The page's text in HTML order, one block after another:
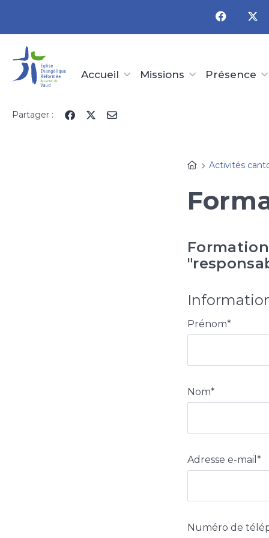
Accueil Missions Présence
Partager :
Activités
Prénom*
Nom*
Adresse e-mail *
Numéro de